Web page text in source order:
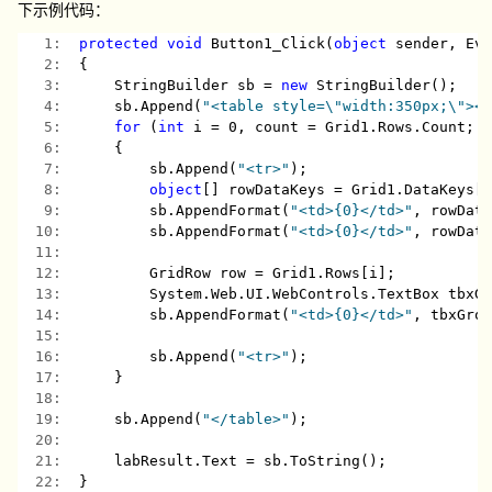
下示例代码：
   1:
protected void Button1_Click(object sender,
   2:
{
   3:
    StringBuilder sb =
new StringBuilder();
   4:
    sb.Append(
"<table
   5:
for ( int i = 0, count = Grid1.Rows.Count;
   6:
    {
   7:
        sb.Append(
"<tr>" );
   8:
object [] rowDataKeys =
   9:
        sb.AppendFormat(
"<td>{0}</td>" ,
  10:
        sb.AppendFormat(
"<td>{0}</td>" ,
  11:
  12:
        GridRow row = Grid1.Rows[i];
  13:
System.Web.UI.WebControls.TextBox
  14:
        sb.AppendFormat(
"<td>{0}</td>" ,
  15:
  16:
        sb.Append(
"<tr>" );
  17:
    }
  18:
  19:
    sb.Append(
"</table>" );
  20:
  21:
    labResult.Text = sb.ToString();
  22:
}